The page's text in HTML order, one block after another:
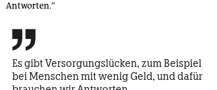
Antworten.“

Es gibt Versorgungslücken, zum Beispiel
bei Menschen mit wenig Geld, und dafür